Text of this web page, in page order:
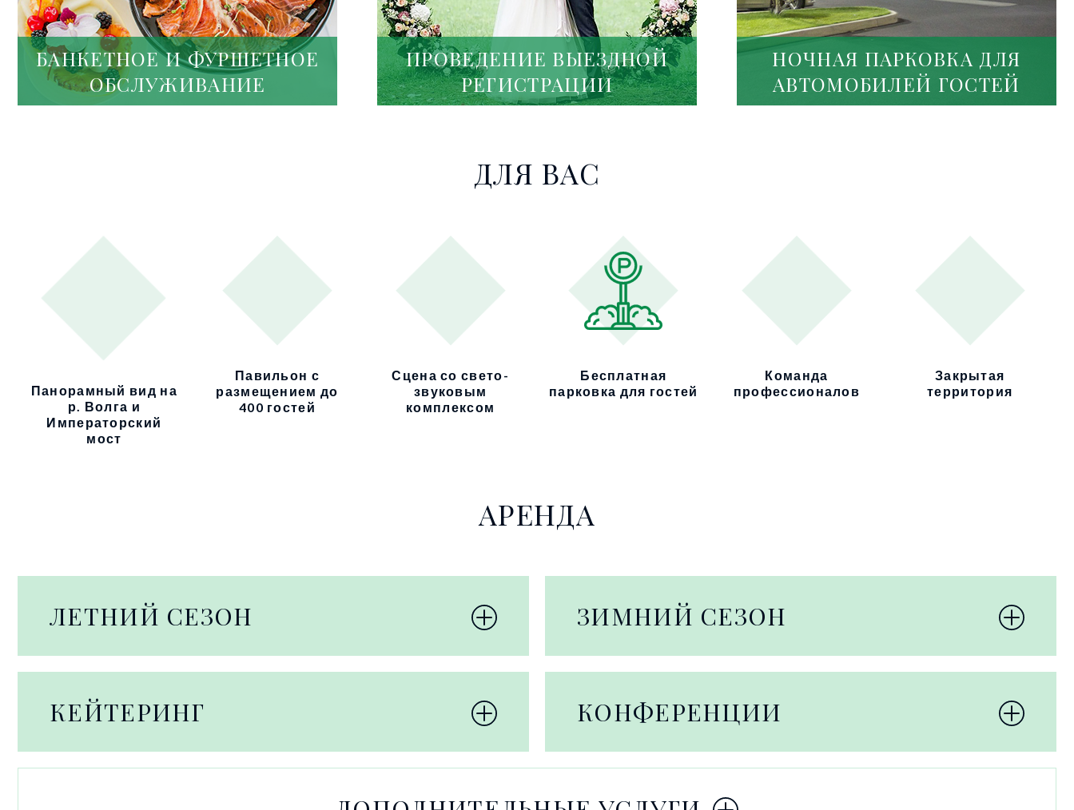
БАНКЕТНОЕ И ФУРШЕТНОЕ
ОБСЛУЖИВАНИЕ
ПРОВЕДЕНИЕ ВЫЕЗДНОЙ
РЕГИСТРАЦИИ
НОЧНАЯ ПАРКОВКА ДЛЯ
АВТОМОБИЛЕЙ ГОСТЕЙ
ДЛЯ ВАС
Панорамный вид на
р. Волга и
Императорский
мост
Павильон с
размещением до
400 гостей
Сцена со свето-
звуковым
комплексом
Бесплатная
парковка для гостей
Команда
профессионалов
Закрытая
территория
АРЕНДА
ЛЕТНИЙ СЕЗОН ЗИМНИЙ СЕЗОН
КЕЙТЕРИНГ КОНФЕРЕНЦИИ